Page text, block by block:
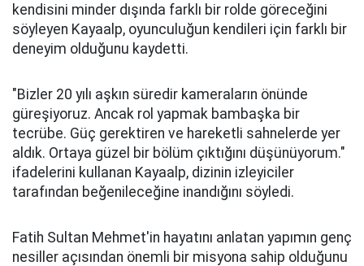
kendisini minder dışında farklı bir rolde göreceğini
söyleyen Kayaalp, oyunculuğun kendileri için farklı bir
deneyim olduğunu kaydetti.
"Bizler 20 yılı aşkın süredir kameraların önünde
güreşiyoruz. Ancak rol yapmak bambaşka bir
tecrübe. Güç gerektiren ve hareketli sahnelerde yer
aldık. Ortaya güzel bir bölüm çıktığını düşünüyorum."
ifadelerini kullanan Kayaalp, dizinin izleyiciler
tarafından beğenileceğine inandığını söyledi.
Fatih Sultan Mehmet'in hayatını anlatan yapımın genç
nesiller açısından önemli bir misyona sahip olduğunu